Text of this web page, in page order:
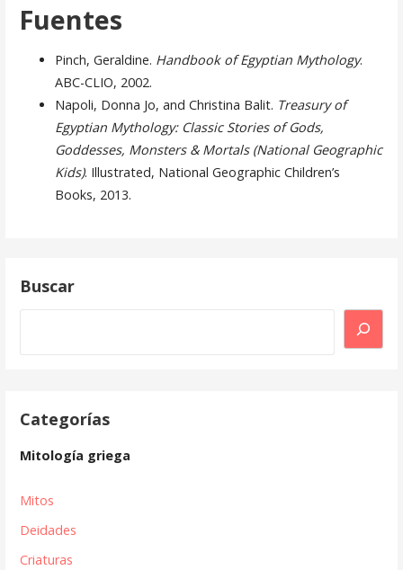
Fuentes
Pinch, Geraldine. Handbook of Egyptian Mythology.
ABC-CLIO, 2002.
Napoli, Donna Jo, and Christina Balit. Treasury of
Egyptian Mythology: Classic Stories of Gods,
Goddesses, Monsters & Mortals (National Geographic
Kids). Illustrated, National Geographic Children’s
Books, 2013.
Buscar
Categorías
Mitología griega
Mitos
Deidades
Criaturas